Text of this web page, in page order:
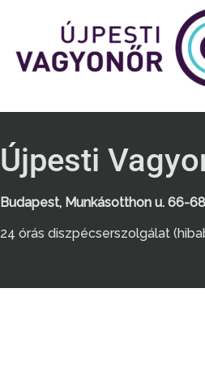
Újpesti
Budapest, Munkásotthon u. 66-68
24 órás diszpécserszolgálat